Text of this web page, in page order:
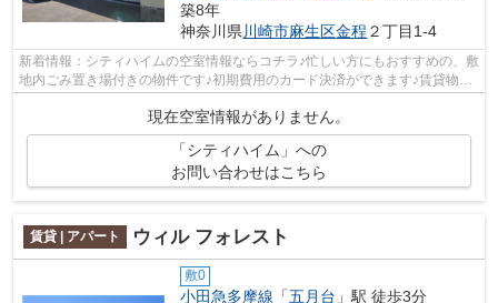
築8年
神奈川県 川崎市麻生区金程 ２丁目1-4
新着情報：シティハイムの空室情報ならコチラ♪忙しい方にもおすすめの、敷
地内ごみ置き場付きの物件です♪初期費用のカード決済ができます♪賃貸物件
現在空室情報がありません。
「シティハイム」への
お問い合わせはこちら
賃貸 | アパート ウィル フォレスト
敷0
小田急多摩線 「五月台 」駅 徒歩3分